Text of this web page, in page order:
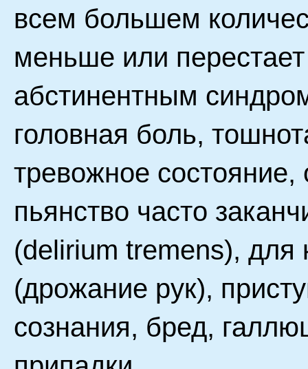
всем большем
меньше или
абстинентным
головная боль,
тревожное
пьянство часто
(delirium tremens), для
(дрожание рук),
сознания, бред,